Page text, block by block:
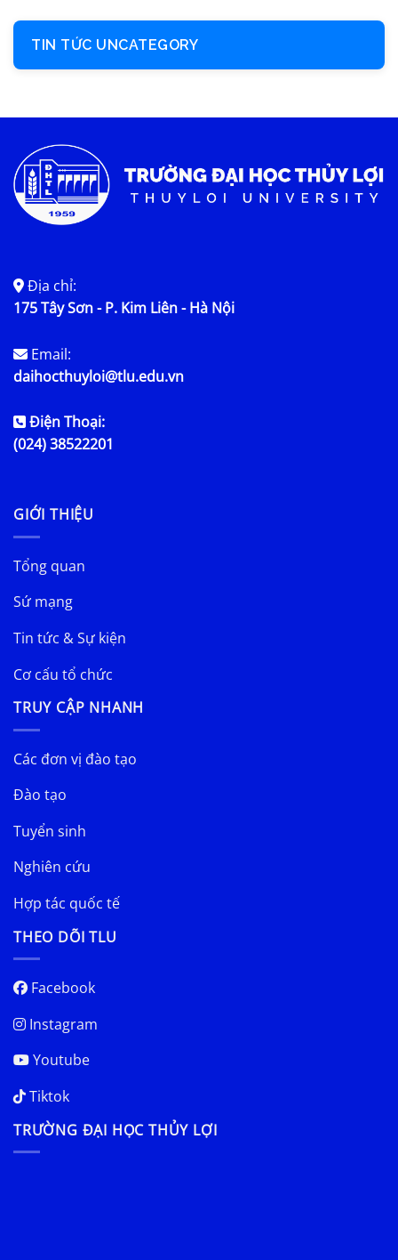
TIN TỨC UNCATEGORY
Địa chỉ:
175 Tây Sơn - P. Kim Liên - Hà Nội
Email:
daihocthuyloi@tlu.edu.vn
Điện Thoại:
(024) 38522201
GIỚI THIỆU
Tổng quan
Sứ mạng
Tin tức & Sự kiện
Cơ cấu tổ chức
TRUY CẬP NHANH
Các đơn vị đào tạo
Đào tạo
Tuyển sinh
Nghiên cứu
Hợp tác quốc tế
THEO DÕI TLU
Facebook
Instagram
Youtube
Tiktok
TRƯỜNG ĐẠI HỌC THỦY LỢI